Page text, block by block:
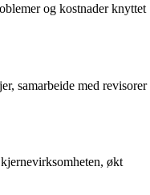
og kostnader knyttet
samarbeide med revisorer
økt